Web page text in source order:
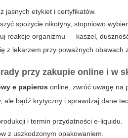
jasnych etykiet i certyfikatów.
spożycie nikotyny, stopniowo
reakcje organizmu — kaszel,
z lekarzem przy poważnych
przy zakupie online i w
e papieros online, zwróć uwagę na
ale bądź krytyczny i sprawdzaj dane
i termin przydatności e-liquidu.
z uszkodzonym opakowaniem.